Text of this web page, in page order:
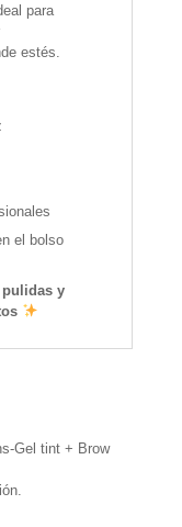
para
estés.
el bolso
pulidas y
Gel tint + Brow